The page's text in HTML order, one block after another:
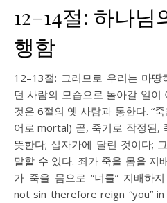
12–14절: 하나님
행함
12–13절: 그러므로 우리는 마
던 사람의 모습으로 돌아갈 일이
것은 6절의 옛 사람과 통한다. “
어로 mortal) 곧, 죽기로 작정된,
뜻한다; 십자가에 달린 것이다;
말할 수 있다. 죄가 죽을 몸을 지
가 죽을 몸으로 “너를” 지배하
not sin therefore reign “you”